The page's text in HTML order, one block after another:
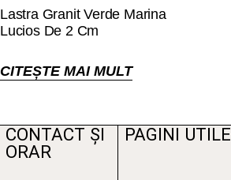
Lastra Granit Verde Marina
Lucios De 2 Cm
CITEȘTE MAI MULT
CONTACT ȘI
ORAR
PAGINI UTILE